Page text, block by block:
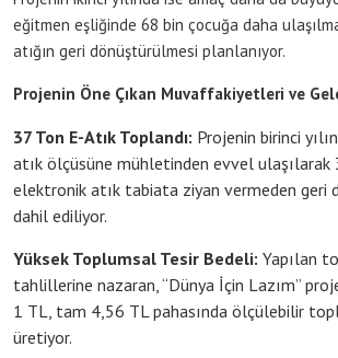
eğitmen eşliğinde 68 bin çocuğa daha
atığın geri dönüştürülmesi planlanıyor.
Projenin Öne Çıkan Muvaffakiyetleri ve
37 Ton E-Atık Toplandı: Projenin birinci
atık ölçüsüne mühletinden evvel ulaşılarak
elektronik atık tabiata ziyan vermeden geri
dahil ediliyor.
Yüksek Toplumsal Tesir Bedeli: Yapılan
tahlillerine nazaran, “Dünya İçin Lazım”
1 TL, tam 4,56 TL pahasında ölçülebilir
üretiyor.